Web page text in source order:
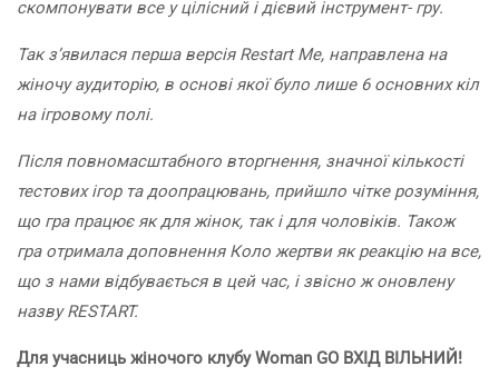
скомпонувати все у цілісний і дієвий інструмент- гру.
Так з’явилася перша версія Restart Me, направлена на
жіночу аудиторію, в основі якої було лише 6 основних кіл
на ігровому полі.
Після повномасштабного вторгнення, значної кількості
тестових ігор та доопрацювань, прийшло чітке розуміння,
що гра працює як для жінок, так і для чоловіків. Також
гра отримала доповнення Коло жертви як реакцію на все,
що з нами відбувається в цей час, і звісно ж оновлену
назву RESTART.
Для учасниць жіночого клубу Woman GO ВХІД ВІЛЬНИЙ!